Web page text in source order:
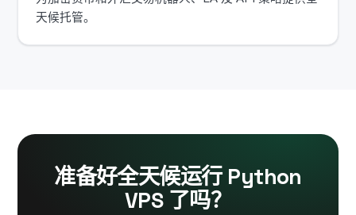
天候托管。
准备好全天候运行 Python
VPS 了吗？